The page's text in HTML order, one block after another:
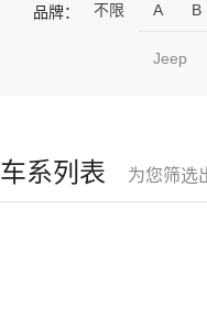
品牌： 不限 A B
Jeep
车系列表 为您筛选